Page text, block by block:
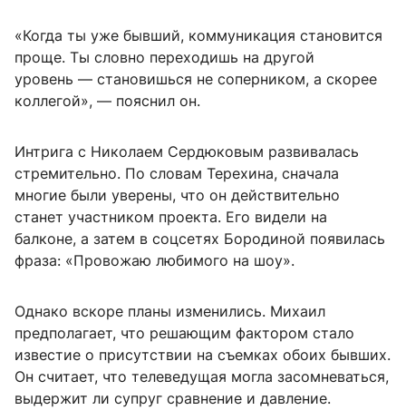
«Когда ты уже бывший, коммуникация становится
проще. Ты словно переходишь на другой
уровень — становишься не соперником, а скорее
коллегой», — пояснил он.
Интрига с Николаем Сердюковым развивалась
стремительно. По словам Терехина, сначала
многие были уверены, что он действительно
станет участником проекта. Его видели на
балконе, а затем в соцсетях Бородиной появилась
фраза: «Провожаю любимого на шоу».
Однако вскоре планы изменились. Михаил
предполагает, что решающим фактором стало
известие о присутствии на съемках обоих бывших.
Он считает, что телеведущая могла засомневаться,
выдержит ли супруг сравнение и давление.